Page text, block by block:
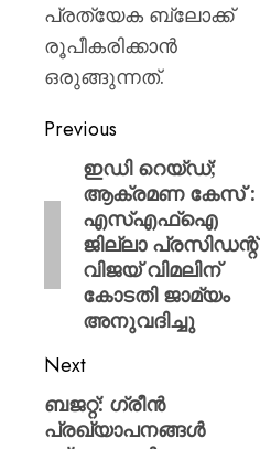
പ്രത്യേക ബ്ലോക്ക്
രൂപീകരിക്കാന്‍
ഒരുങ്ങുന്നത്.
Previous
ഇഡി റെയ്ഡ്;
ആക്രമണ കേസ് :
എസ്എഫ്ഐ
ജില്ലാ പ്രസിഡന്റ്
വിജയ് വിമലിന്
കോടതി ജാമ്യം
അനുവദിച്ചു
Next
ബജറ്റ്: ഗ്രീൻ
പ്രഖ്യാപനങ്ങൾ